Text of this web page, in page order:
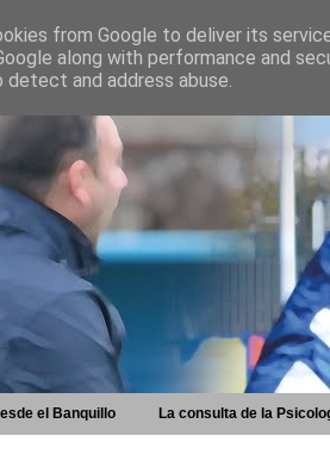
el Banquillo La consulta de la
from Google to deliver its
along with performance and
and address abuse.